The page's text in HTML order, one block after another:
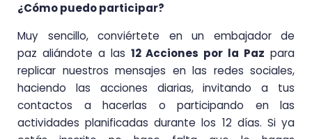
¿Cómo puedo participar?
Muy sencillo, conviértete en un embajador de
paz aliándote a las 12 Acciones por la Paz para
replicar nuestros mensajes en las redes sociales,
haciendo las acciones diarias, invitando a tus
contactos a hacerlas o participando en las
actividades planificadas durante los 12 días. Si ya